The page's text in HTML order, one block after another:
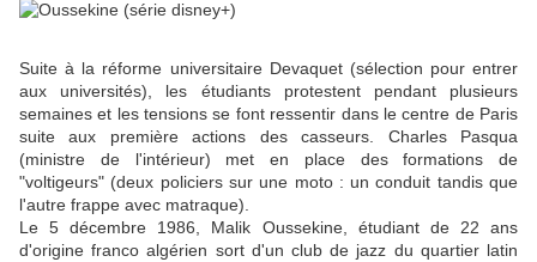
Suite à la réforme universitaire Devaquet (sélection pour entrer
aux universités), les étudiants protestent pendant plusieurs
semaines et les tensions se font ressentir dans le centre de Paris
suite aux première actions des casseurs. Charles Pasqua
(ministre de l'intérieur) met en place des formations de
"voltigeurs" (deux policiers sur une moto : un conduit tandis que
l'autre frappe avec matraque).
Le 5 décembre 1986, Malik Oussekine, étudiant de 22 ans
d'origine franco algérien sort d'un club de jazz du quartier latin